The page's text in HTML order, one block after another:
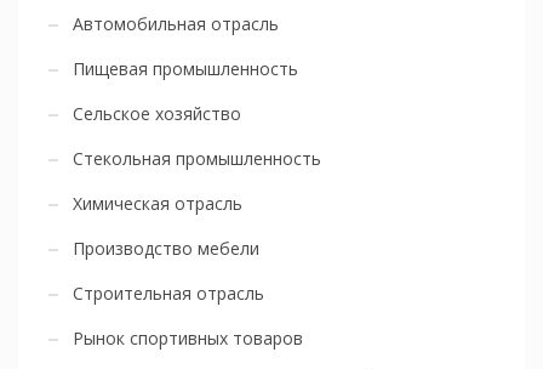
Автомобильная отрасль
Пищевая промышленность
Сельское хозяйство
Стекольная промышленность
Химическая отрасль
Производство мебели
Строительная отрасль
Рынок спортивных товаров